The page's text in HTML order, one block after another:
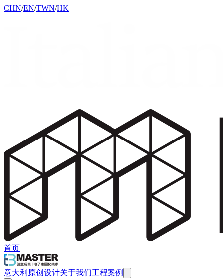
CHN/EN/TWN/HK
首页
意大利原创设计关于我们工程案例